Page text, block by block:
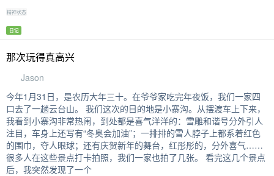
精神状态
日记
那次玩得真高兴
Jason
今年1月31日，是农历大年三十。在爷爷家吃完年夜饭，我们一家四
口去了一趟云台山。 我们这次的目的地是小寨沟。从摆渡车上下来，
我看到小寨沟非常热闹，到处都是喜气洋洋的：雪雕和谐号分外引人
注目，车身上还写有“冬奥会加油”；一排排的雪人脖子上都系着红色
的围巾，夺人眼球；还有庆贺新年的舞台，红彤彤的，分外喜气……
很多人在这些景点打卡拍照，我们一家也拍了几张。 看完这几个景点
后，我突然发现了一个